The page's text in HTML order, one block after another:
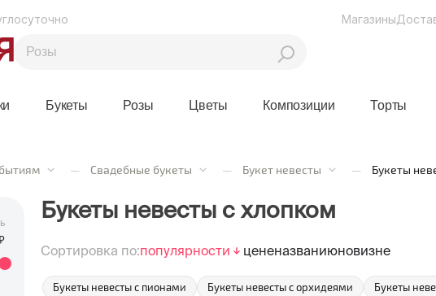
Магазины
Букеты Розы Цветы Композиции Торты
— Свадебные букеты — Букет невесты — Букеты
Букеты невесты с хлопком
Сортировка по:популярности цененазваниюновизне
Букеты невесты с пионами Букеты невесты с орхидеями Букеты